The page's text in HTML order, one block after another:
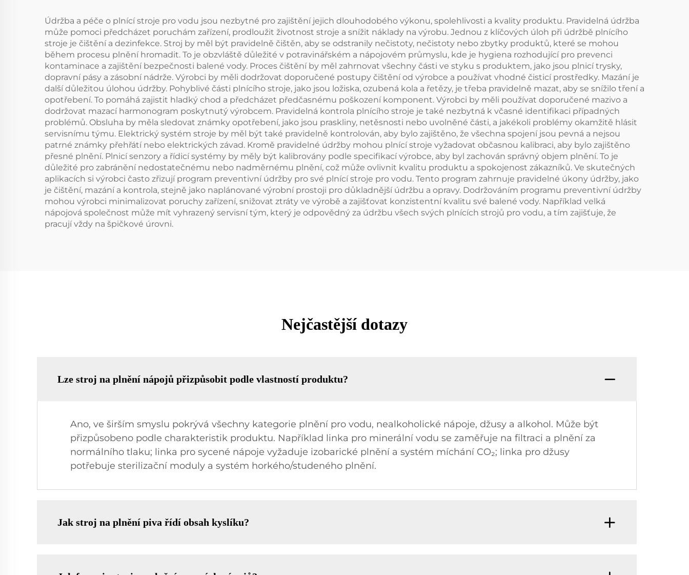
Údržba a péče o plnící stroje pro vodu jsou nezbytné pro zajištění jejich dlouhodobého výkonu, spolehlivosti a kvality produktu. Pravidelná údržba
může pomoci předcházet poruchám zařízení, prodloužit životnost stroje a snížit náklady na výrobu. Jednou z klíčových úloh při údržbě plnícího
stroje je čištění a dezinfekce. Stroj by měl být pravidelně čištěn, aby se odstranily nečistoty, nečistoty nebo zbytky produktů, které se mohou
během procesu plnění hromadit. To je obzvláště důležité v potravinářském a nápojovém průmyslu, kde je hygiena rozhodující pro prevenci
kontaminace a zajištění bezpečnosti balené vody. Proces čištění by měl zahrnovat všechny části ve styku s produktem, jako jsou plnicí trysky,
dopravní pásy a zásobní nádrže. Výrobci by měli dodržovat doporučené postupy čištění od výrobce a používat vhodné čisticí prostředky. Mazání je
další důležitou úlohou údržby. Pohyblivé části plnícího stroje, jako jsou ložiska, ozubená kola a řetězy, je třeba pravidelně mazat, aby se snížilo tření a
opotřebení. To pomáhá zajistit hladký chod a předcházet předčasnému poškození komponent. Výrobci by měli používat doporučené mazivo a
dodržovat mazací harmonogram poskytnutý výrobcem. Pravidelná kontrola plnícího stroje je také nezbytná k včasné identifikaci případných
problémů. Obsluha by měla sledovat známky opotřebení, jako jsou praskliny, netěsnosti nebo uvolněné části, a jakékoli problémy okamžitě hlásit
servisnímu týmu. Elektrický systém stroje by měl být také pravidelně kontrolován, aby bylo zajištěno, že všechna spojení jsou pevná a nejsou
patrné známky přehřátí nebo elektrických závad. Kromě pravidelné údržby mohou plnící stroje vyžadovat občasnou kalibraci, aby bylo zajištěno
přesné plnění. Plnicí senzory a řídicí systémy by měly být kalibrovány podle specifikací výrobce, aby byl zachován správný objem plnění. To je
důležité pro zabránění nedostatečnému nebo nadměrnému plnění, což může ovlivnit kvalitu produktu a spokojenost zákazníků. Ve skutečných
aplikacích si výrobci často zřizují program preventivní údržby pro své plnící stroje pro vodu. Tento program zahrnuje pravidelné úkony údržby, jako
je čištění, mazání a kontrola, stejně jako naplánované výrobní prostoji pro důkladnější údržbu a opravy. Dodržováním programu preventivní údržby
mohou výrobci minimalizovat poruchy zařízení, snižovat ztráty ve výrobě a zajišťovat konzistentní kvalitu své balené vody. Například velká
nápojová společnost může mít vyhrazený servisní tým, který je odpovědný za údržbu všech svých plnících strojů pro vodu, a tím zajišťuje, že
pracují vždy na špičkové úrovni.
Nejčastější dotazy
Lze stroj na plnění nápojů přizpůsobit podle vlastností produktu?
Ano, ve širším smyslu pokrývá všechny kategorie plnění pro vodu, nealkoholické nápoje, džusy a alkohol. Může být
přizpůsobeno podle charakteristik produktu. Například linka pro minerální vodu se zaměřuje na filtraci a plnění za
normálního tlaku; linka pro sycené nápoje vyžaduje izobarické plnění a systém míchání CO₂; linka pro džusy
potřebuje sterilizační moduly a systém horkého/studeného plnění.
Jak stroj na plnění piva řídí obsah kyslíku?